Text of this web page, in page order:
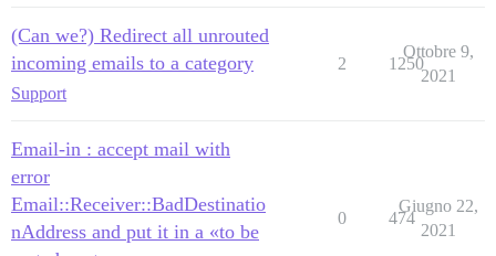
(Can we?) Redirect all unrouted
incoming emails to a category
Support
2 1250
Ottobre 9,
2021
Email-in : accept mail with
error
Email::Receiver::BadDestinatio
nAddress and put it in a «to be
0 474
Giugno 22,
2021